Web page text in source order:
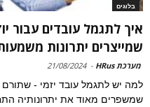
בלוגים
איך לתגמל עובדים עבור
שמייצרים יתרונות
מערכת HRus -
21/08/2024
למה יש לתגמל עובד יזמי - שתורם
שמשפרים מאוד את יתרונותיה